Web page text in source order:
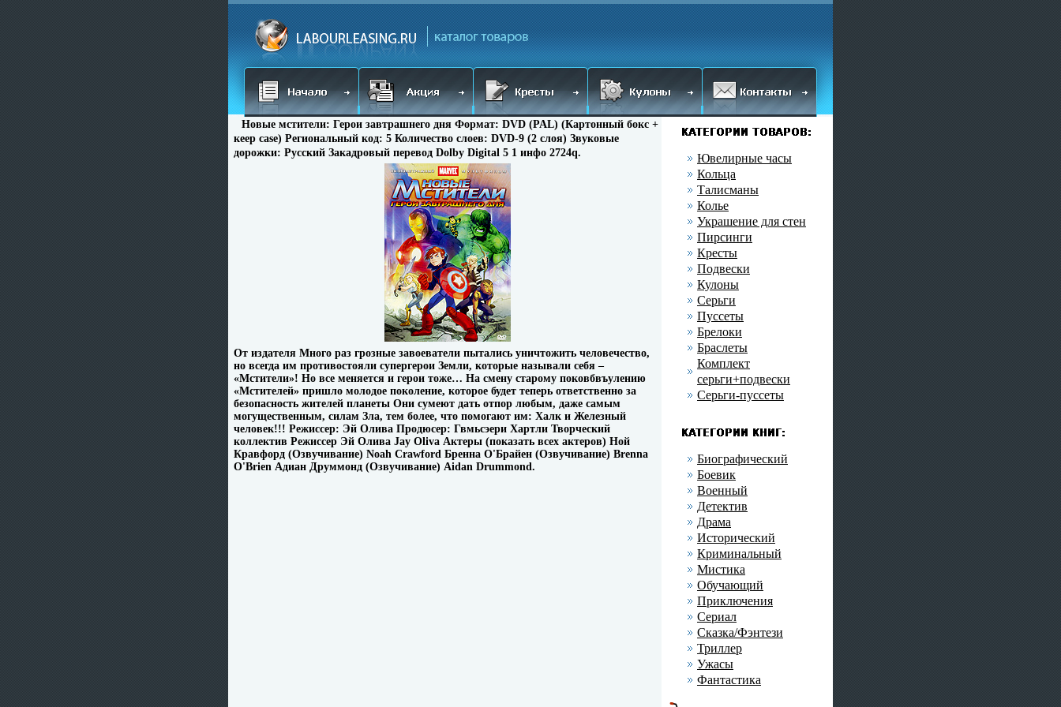
Новые мстители: Герои завтрашнего дня Формат: DVD (PAL) (Картонный бокс +
кеер case) Региональный код: 5 Количество слоев: DVD-9 (2 слоя) Звуковые
дорожки: Русский Закадровый перевод Dolby Digital 5 1 инфо 2724q.
От издателя Много раз грозные завоеватели пытались уничтожить человечество,
но всегда им противостояли супергерои Земли, которые называли себя –
«Мстители»! Но все меняется и герои тоже… На смену старому поковбвъулению
«Мстителей» пришло молодое поколение, которое будет теперь ответственно за
безопасность жителей планеты Они сумеют дать отпор любым, даже самым
могущественным, силам Зла, тем более, что помогают им: Халк и Железный
человек!!! Режиссер: Эй Олива Продюсер: Гвмьсэери Хартли Творческий
коллектив Режиссер Эй Олива Jay Oliva Актеры (показать всех актеров) Ной
Кравфорд (Озвучивание) Noah Crawford Бренна О'Брайен (Озвучивание) Brenna
O'Brien Адиан Друммонд (Озвучивание) Aidan Drummond.
Ювелирные часы
Кольца
Талисманы
Колье
Украшение для стен
Пирсинги
Кресты
Подвески
Кулоны
Серьги
Пуссеты
Брелоки
Браслеты
Комплект
серьги+подвески
Серьги-пуссеты
Биографический
Боевик
Военный
Детектив
Драма
Исторический
Криминальный
Мистика
Обучающий
Приключения
Сериал
Сказка/Фэнтези
Триллер
Ужасы
Фантастика